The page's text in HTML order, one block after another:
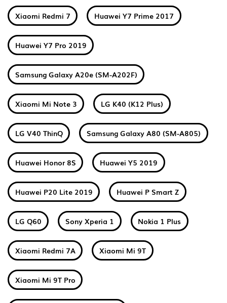
Xiaomi Redmi 7 Huawei Y7 Prime 2017
Huawei Y7 Pro 2019
Samsung Galaxy A20e (SM-A202F)
Xiaomi Mi Note 3 LG K40 (K12 Plus)
LG V40 ThinQ Samsung Galaxy A80 (SM-A805)
Huawei Honor 8S Huawei Y5 2019
Huawei P20 Lite 2019 Huawei P Smart Z
LG Q60 Sony Xperia 1 Nokia 1 Plus
Xiaomi Redmi 7A Xiaomi Mi 9T
Xiaomi Mi 9T Pro